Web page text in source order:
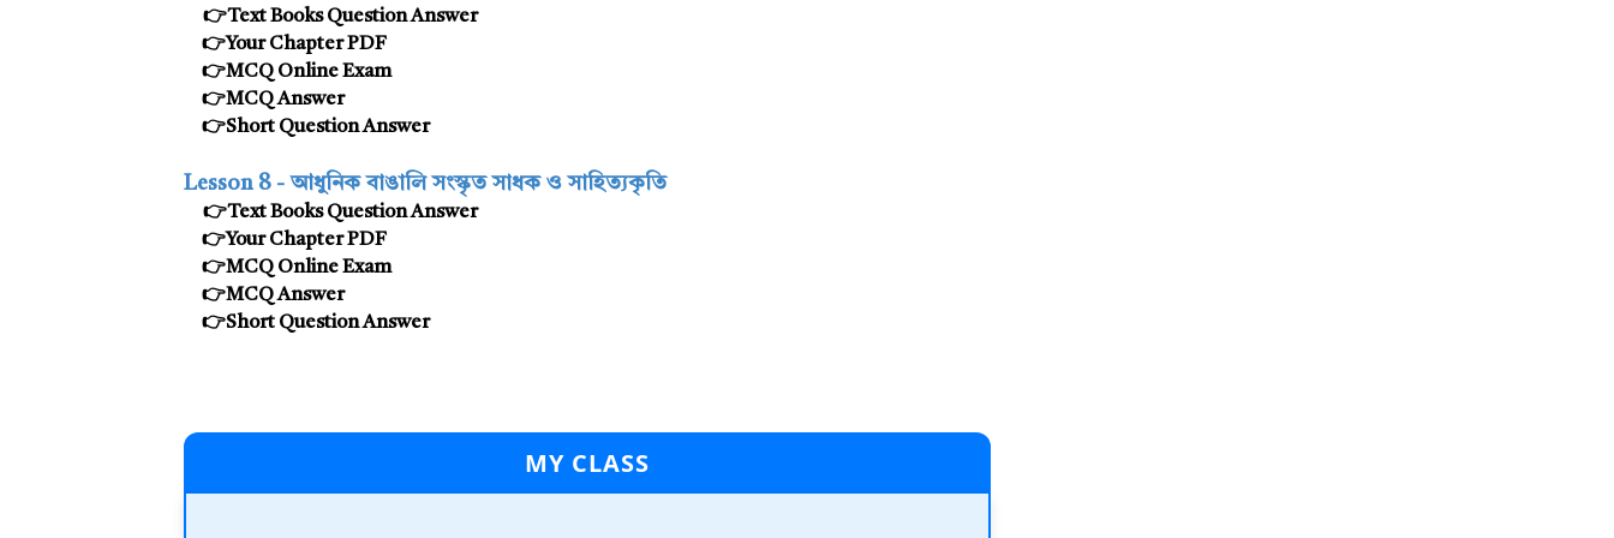
👉Text Books Question Answer
👉Your Chapter PDF
👉MCQ Online Exam
👉MCQ Answer
👉Short Question Answer
Lesson 8 - আধুনিক বাঙালি সংস্কৃত সাধক ও সাহিত্য়কৃতি
👉Text Books Question Answer
👉Your Chapter PDF
👉MCQ Online Exam
👉MCQ Answer
👉Short Question Answer
MY CLASS